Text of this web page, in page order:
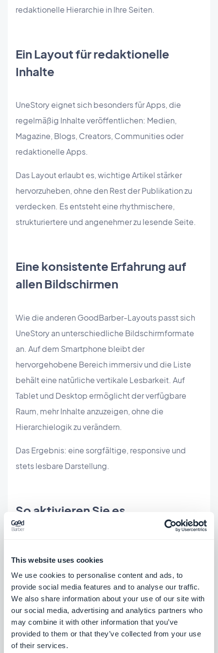
This website uses cookies
We use cookies to personalise content and ads, to
provide social media features and to analyse our traffic.
We also share information about your use of our site with
our social media, advertising and analytics partners who
may combine it with other information that you’ve
provided to them or that they’ve collected from your use
of their services.
redaktionelle Hierarchie in Ihre Seiten.
Ein Layout für redaktionelle
Inhalte
UneStory eignet sich besonders für Apps, die
regelmäßig Inhalte veröffentlichen: Medien,
Magazine, Blogs, Creators, Communities oder
redaktionelle Apps.
Das Layout erlaubt es, wichtige Artikel stärker
hervorzuheben, ohne den Rest der Publikation zu
verdecken. Es entsteht eine rhythmischere,
strukturiertere und angenehmer zu lesende Seite.
Eine konsistente Erfahrung auf
allen Bildschirmen
Wie die anderen GoodBarber-Layouts passt sich
UneStory an unterschiedliche Bildschirmformate
an. Auf dem Smartphone bleibt der
hervorgehobene Bereich immersiv und die Liste
behält eine natürliche vertikale Lesbarkeit. Auf
Tablet und Desktop ermöglicht der verfügbare
Raum, mehr Inhalte anzuzeigen, ohne die
Hierarchielogik zu verändern.
Das Ergebnis: eine sorgfältige, responsive und
stets lesbare Darstellung.
So aktivieren Sie es
verfügbar, in den Layout-Optionen der
Widgets der Homeund der Artikel-Bereiche.